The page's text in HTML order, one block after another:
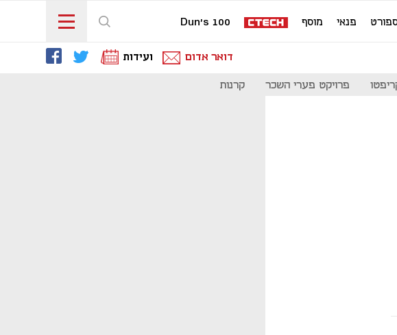
פנאי מוסף Dun's 100
דואר אדום ועידות
פרויקט פערי השכר קרנות